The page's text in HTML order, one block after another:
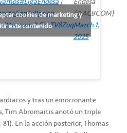
LCzyTV8Zuq
(@ACBCOM)
March 1,
2025
cookies de marketing y
este contenido
y tras un emocionante
Tim Abromaitis anotó un triple
En la acción posterior, Thomas